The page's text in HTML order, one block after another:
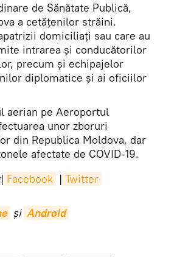
de Sănătate Publică,
a cetățenilor străini.
domiciliați sau care au
intrarea și conducătorilor
precum și echipajelor
diplomatice şi ai oficiilor
aerian pe Aeroportul
unor zboruri
din Republica Moldova, dar
afectate de COVID-19.
| Facebook | Twitter
și Android